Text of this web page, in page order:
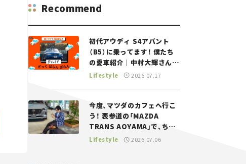
Recommend
初代アウディ S4アバント
（B5）に乗ってます！ 僕たち
の愛車紹介｜中村大輝さん
——瀬イオナと嶋田智之の
Lifestyle 2026.07.17
今度、マツダのカフェへ行こ
う！ 表参道の「MAZDA
TRANS AOYAMA」で、ちょ
っとひと息。——連載｜CCG
Lifestyle 2026.07.06